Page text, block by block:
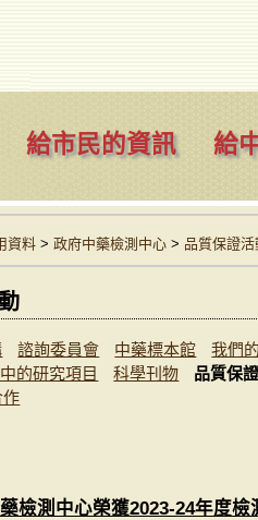
給市民的資訊 給
資料 >政府中藥檢測中心 > 品質保證
諮詢委員會 中藥標本館 我們
的研究項目
科學刊物 品質保
作
檢測中心榮獲2023-24年度